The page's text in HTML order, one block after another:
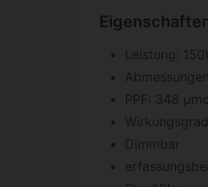
Leistung:
PPF: 348
Dimmbar